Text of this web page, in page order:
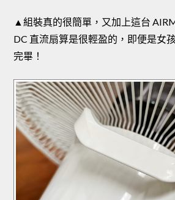
▲組裝真的很簡單，又加上這台
DC 直流扇算是很輕盈的，即便是女
完畢！